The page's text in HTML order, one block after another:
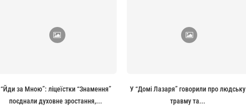
“Йди за Мною”: ліцеїстки “Знамення”
поєднали духовне зростання,...
У “Домі Лазаря” говорили про людську
травму та...